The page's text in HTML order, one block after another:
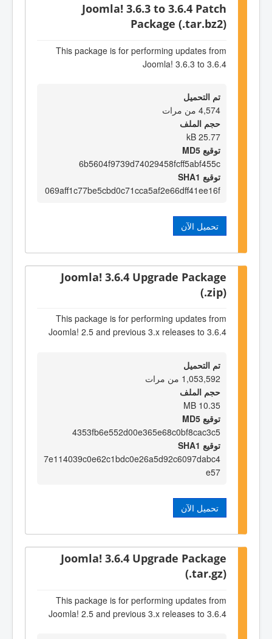
Joomla! 3.6.3 to 3.6.4 Patch
Package (.tar.bz2)
This package is for performing updates from
Joomla! 3.6.3 to 3.6.4
تم التحميل
4,574 من مرات
حجم الملف
25.77 kB
توقيع MD5
6b5604f9739d74029458fcff5abf455c
توقيع SHA1
069aff1c77be5cbd0c71cca5af2e66dff41ee16f
تحميل الآن
Joomla! 3.6.4 Upgrade Package
(.zip)
This package is for performing updates from
Joomla! 2.5 and previous 3.x releases to 3.6.4
تم التحميل
1,053,592 من مرات
حجم الملف
10.35 MB
توقيع MD5
4353fb6e552d00e365e68c0bf8cac3c5
توقيع SHA1
7e114039c0e62c1bdc0e26a5d92c6097dabc4
e57
تحميل الآن
Joomla! 3.6.4 Upgrade Package
(.tar.gz)
This package is for performing updates from
Joomla! 2.5 and previous 3.x releases to 3.6.4